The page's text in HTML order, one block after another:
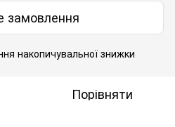
замовлення
накопичувальної знижки
Порівняти